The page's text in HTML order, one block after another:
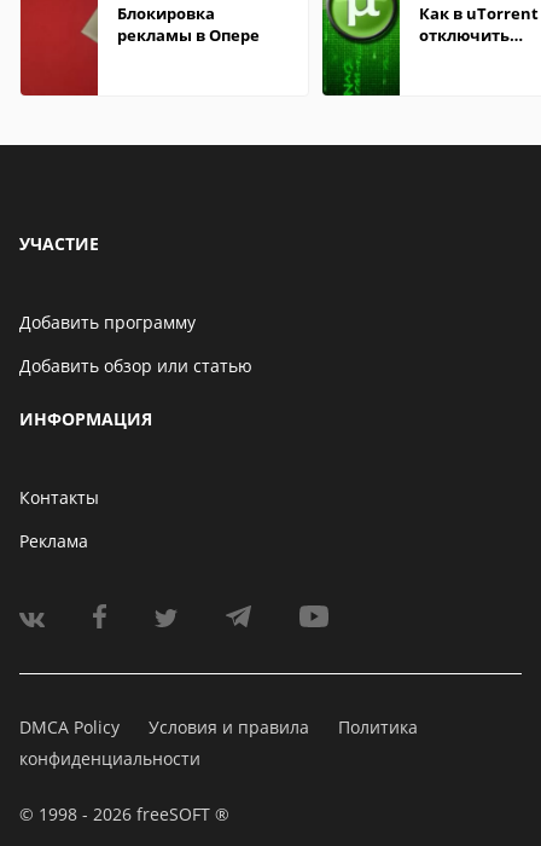
Блокировка
рекламы в Опере
Как в uTorrent
отключить
УЧАСТИЕ
Добавить программу
Добавить обзор или статью
ИНФОРМАЦИЯ
Контакты
Реклама
DMCA Policy Условия и правила
Политика
конфиденциальности
© 1998 - 2026 freeSOFT ®